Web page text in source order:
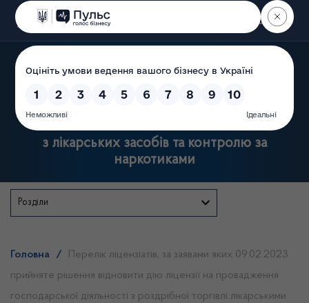
Пошук
Державна служба України
з лікарських засобів та контролю за
наркотиками
Розділи
Головна /
Перелік ліцензіатів, за заявами яких 09.02.2023
прийняте рішення відновити дію ліцензії на провадження
господарської діяльності з роздрібної торгівлі лікарськими